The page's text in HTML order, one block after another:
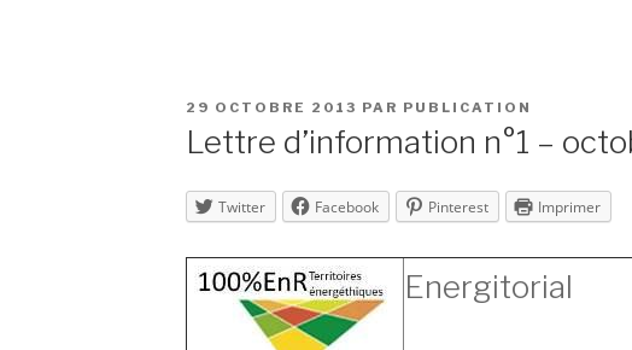
PUBLIÉ
29 OCTOBRE 2013 PAR PUBLICATION
Lettre d’information n°1 –
Twitter Facebook Pinterest Imprimer
Energitorial